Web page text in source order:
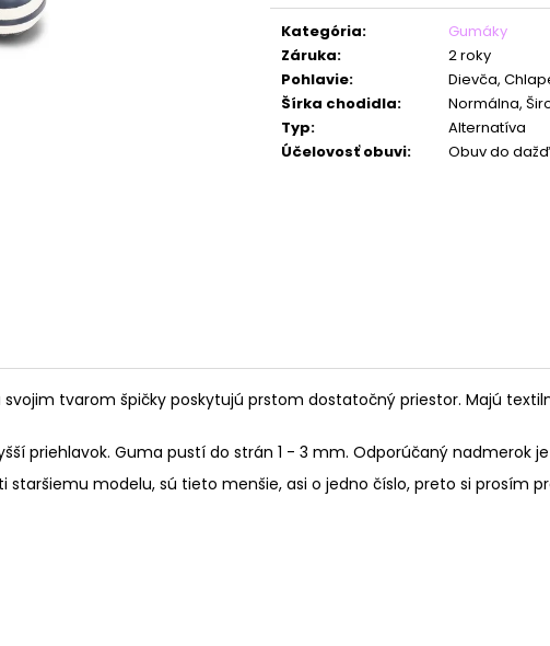
cena:
Kategória:
Gumáky
Záruka:
2 roky
Pohlavie:
Dievča,
Šírka chodidla:
Normálna,
Typ:
Alternatíva
Účelovosť obuvi: Obuv do
tvarom špičky poskytujú prstom dostatočný priestor. Majú
priehlavok. Guma pustí do strán 1 - 3 mm. Odporúčaný nadmerok je
modelu, sú tieto menšie, asi o jedno číslo, preto si prosím